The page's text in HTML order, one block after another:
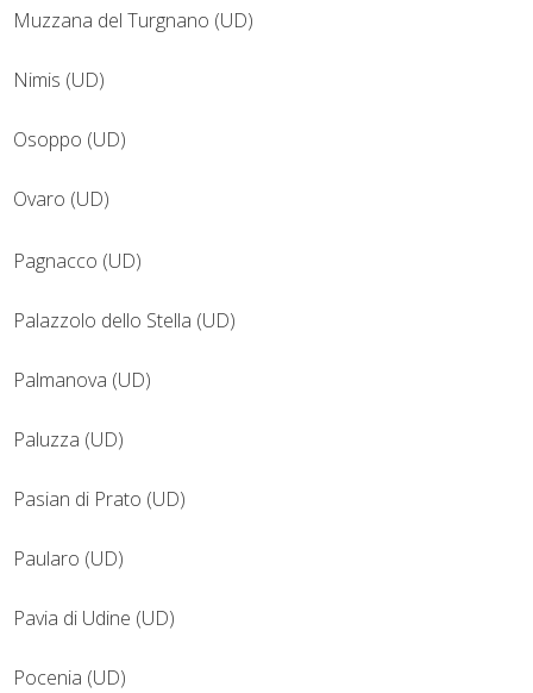
Muzzana del Turgnano (UD)
Nimis (UD)
Osoppo (UD)
Ovaro (UD)
Pagnacco (UD)
Palazzolo dello Stella (UD)
Palmanova (UD)
Paluzza (UD)
Pasian di Prato (UD)
Paularo (UD)
Pavia di Udine (UD)
Pocenia (UD)